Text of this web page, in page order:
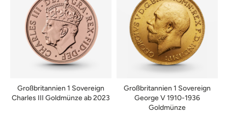
Großbritannien 1 Sovereign
Charles III Goldmünze ab 2023
Großbritannien 1 Sovereign
George V 1910-1936
Goldmünze